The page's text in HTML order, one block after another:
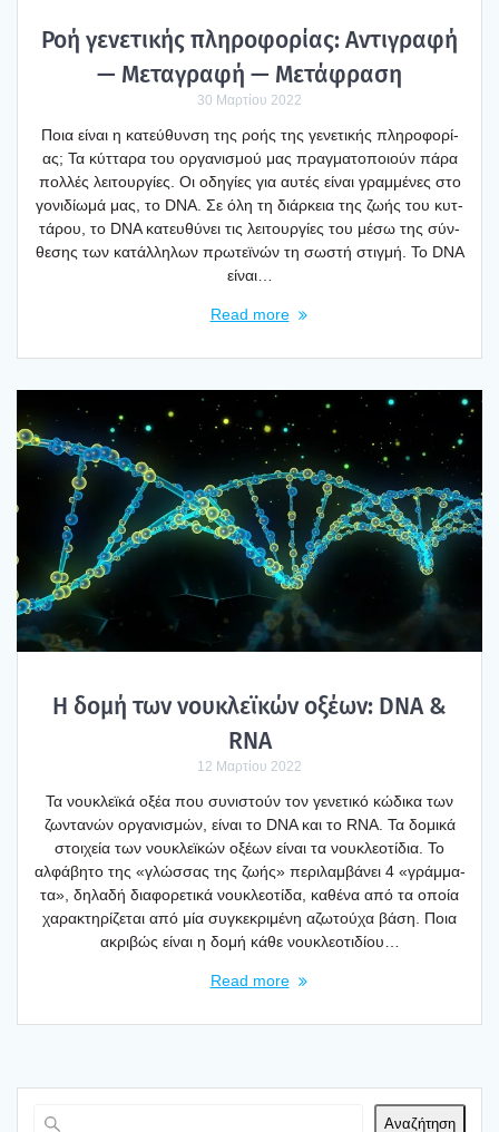
Ροή γενε­τι­κής πλη­ρο­φο­ρί­ας: Αντι­γρα­φή
— Μετα­γρα­φή — Μετά­φρα­ση
30 Μαρτίου 2022
Ποια είναι η κατεύ­θυν­ση της ροής της γενε­τι­κής πλη­ρο­φο­ρί­
ας; Τα κύτ­τα­ρα του οργα­νι­σμού μας πραγ­μα­το­ποιούν πάρα
πολ­λές λει­τουρ­γί­ες. Οι οδη­γί­ες για αυτές είναι γραμ­μέ­νες στο
γονι­δί­ω­μά μας, το DNA. Σε όλη τη διάρ­κεια της ζωής του κυτ­
τά­ρου, το DNA κατευ­θύ­νει τις λει­τουρ­γί­ες του μέσω της σύν­
θε­σης των κατάλ­λη­λων πρω­τεϊ­νών τη σωστή στιγ­μή. Το DNA
είναι…
Read more
Η δομή των νου­κλεϊ­κών οξέ­ων: DNA &
RNA
12 Μαρτίου 2022
Τα νου­κλεϊ­κά οξέα που συνι­στούν τον γενε­τι­κό κώδι­κα των
ζωντα­νών οργα­νι­σμών, είναι το DNA και το RNA. Τα δομι­κά
στοι­χεία των νου­κλεϊ­κών οξέ­ων είναι τα νου­κλε­ο­τί­δια. Το
αλφά­βη­το της «γλώσ­σας της ζωής» περι­λαμ­βά­νει 4 «γράμ­μα­
τα», δηλα­δή δια­φο­ρε­τι­κά νου­κλε­ο­τί­δα, καθέ­να από τα οποία
χαρα­κτη­ρί­ζε­ται από μία συγκε­κρι­μέ­νη αζω­τού­χα βάση. Ποια
ακρι­βώς είναι η δομή κάθε νου­κλε­ο­τι­δί­ου…
Read more
Αναζήτηση